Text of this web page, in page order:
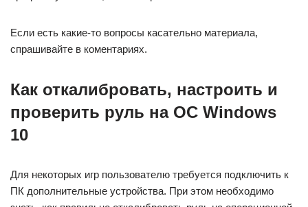
Если есть какие-то вопросы касательно материала,
спрашивайте в коментариях.
Как откалибровать, настроить и
проверить руль на ОС Windows
10
Для некоторых игр пользователю требуется подключить к
ПК дополнительные устройства. При этом необходимо